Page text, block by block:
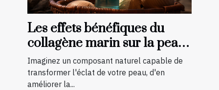
Les effets bénéfiques du
collagène marin sur la peau :
une transformation à
découvrir
Imaginez un composant naturel capable de
transformer l'éclat de votre peau, d'en
améliorer la...